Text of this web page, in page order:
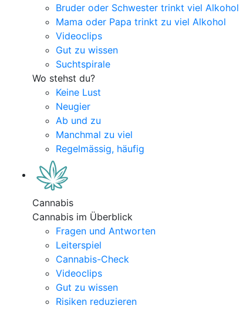
Bruder oder Schwester trinkt viel Alkohol
Mama oder Papa trinkt zu viel Alkohol
Videoclips
Gut zu wissen
Suchtspirale
Wo stehst du?
Keine Lust
Neugier
Ab und zu
Manchmal zu viel
Regelmässig, häufig
Cannabis
Cannabis im Überblick
Fragen und Antworten
Leiterspiel
Cannabis-Check
Videoclips
Gut zu wissen
Risiken reduzieren